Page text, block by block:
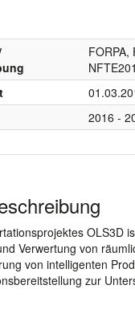
FORPA,
2016 -
OLS3D
Verwertung von
von intelligenten
zur